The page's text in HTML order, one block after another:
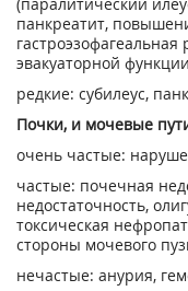
панкреатит,
эвакуаторной
редкие: субилеус,
Почки, и мочевые
очень частые:
частые: почечная
недостаточность,
токсическая
стороны мочевого
нечастые: анурия,